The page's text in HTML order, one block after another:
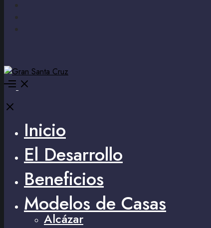
Inicio
El Desarrollo
Beneficios
Modelos de Casas
Alcázar